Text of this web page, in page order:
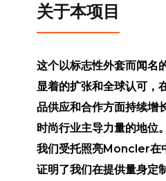
关于本项目
这个以标志性外套而闻名
显着的扩张和全球认可，
品供应和合作方面持续增
时尚行业主导力量的地位。
我们受托照亮Moncler在
证明了我们在提供量身定